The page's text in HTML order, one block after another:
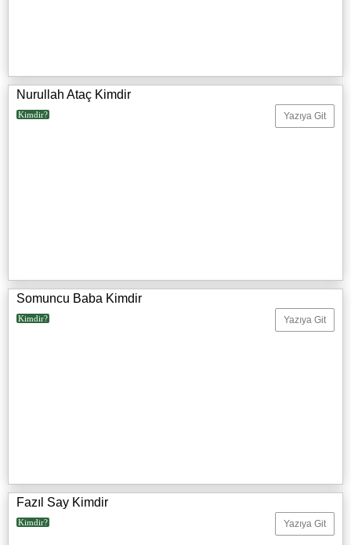
Nurullah Ataç Kimdir
Kimdir? Yazıya Git
Somuncu Baba Kimdir
Kimdir? Yazıya Git
Fazıl Say Kimdir
Kimdir? Yazıya Git